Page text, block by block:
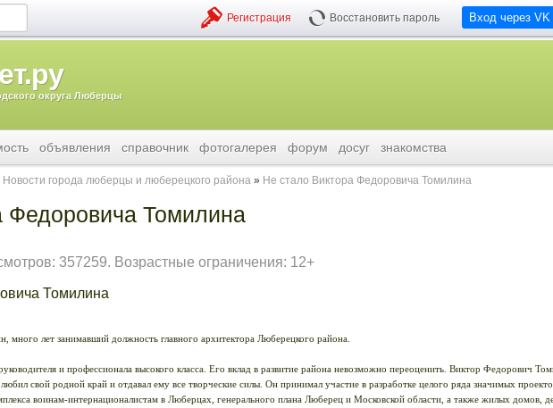
Вход через VK
Регистрация Восстановить пароль
округа Люберцы
объявления справочник фотогалерея форум досуг знакомства
Новости города люберцы и люберецкого района Не стало Виктора Федоровича Томилина
Федоровича Томилина
357259. Возрастные ограничения: 12+
лет занимавший должность главного архитектора Люберецкого района.
и профессионала высокого класса. Его вклад в развитие района невозможно переоценить. Виктор Федорович
свой родной край и отдавал ему все творческие силы. Он принимал участие в разработке целого ряда значимых
воинам-интернационалистам в Люберцах, генерального плана Люберец и Московской области, а также жилых домов,